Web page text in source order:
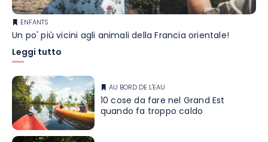
ENFANTS
Un po' più vicini agli animali della Francia orientale!
Leggi tutto
AU BORD DE L'EAU
10 cose da fare nel Grand Est
quando fa troppo caldo